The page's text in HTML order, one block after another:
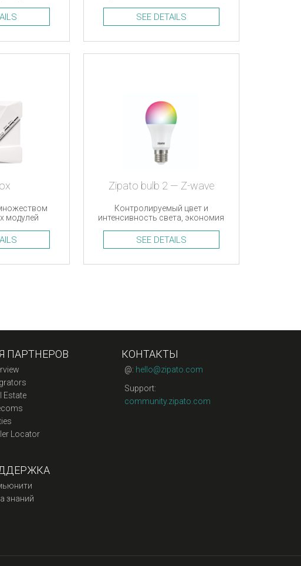
SEE DETAILS
модулей
Zipato bulb 2 — Z-wave
Контролируемый цвет и
интенсивность света, экономия
SEE DETAILS
ПАРТНЕРОВ
Estate
Locator
знаний
КОНТАКТЫ
@: hello@zipato.com
Support:
community.zipato.com